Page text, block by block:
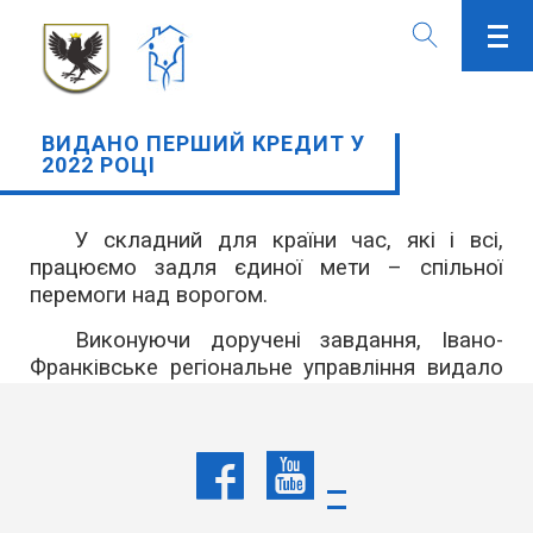
ВИДАНО ПЕРШИЙ КРЕДИТ У
2022 РОЦІ
У складний для країни час, які і всі,
працюємо задля єдиної мети – спільної
перемоги над ворогом.
Виконуючи доручені завдання, Івано-
Франківське регіональне управління видало
(придбання) житла для сім’ї воїна-захисника
за рахунок коштів обласного бюджету в
межах Регіональної цільової програми